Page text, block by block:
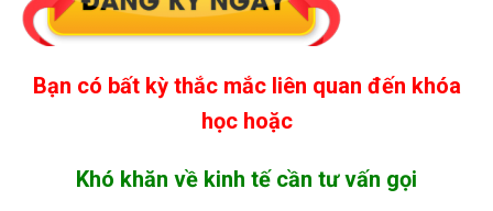
Bạn có bất kỳ thắc mắc liên quan đến khóa
học hoặc
Khó khăn về kinh tế cần tư vấn gọi